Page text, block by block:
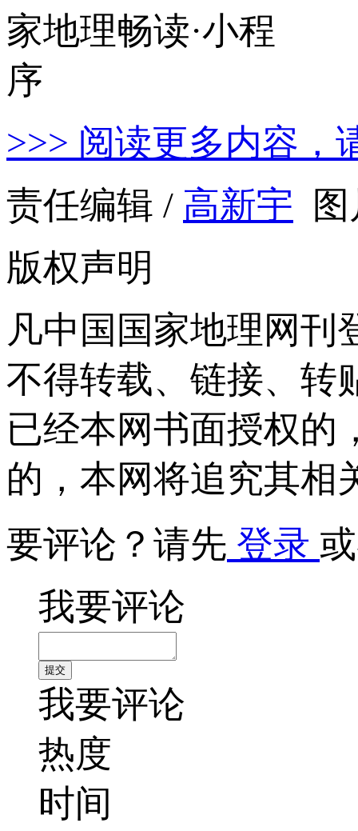
>>> 阅读更多内容，
责任编辑 / 高新宇
版权声明
凡中国国家地理网刊
不得转载、链接、转
已经本网书面授权的
的，本网将追究其相
要评论？请先 登录
我要评论
我要评论
热度
时间